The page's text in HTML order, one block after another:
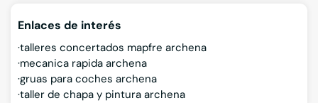
Enlaces de interés
talleres concertados mapfre archena
mecanica rapida archena
gruas para coches archena
taller de chapa y pintura archena